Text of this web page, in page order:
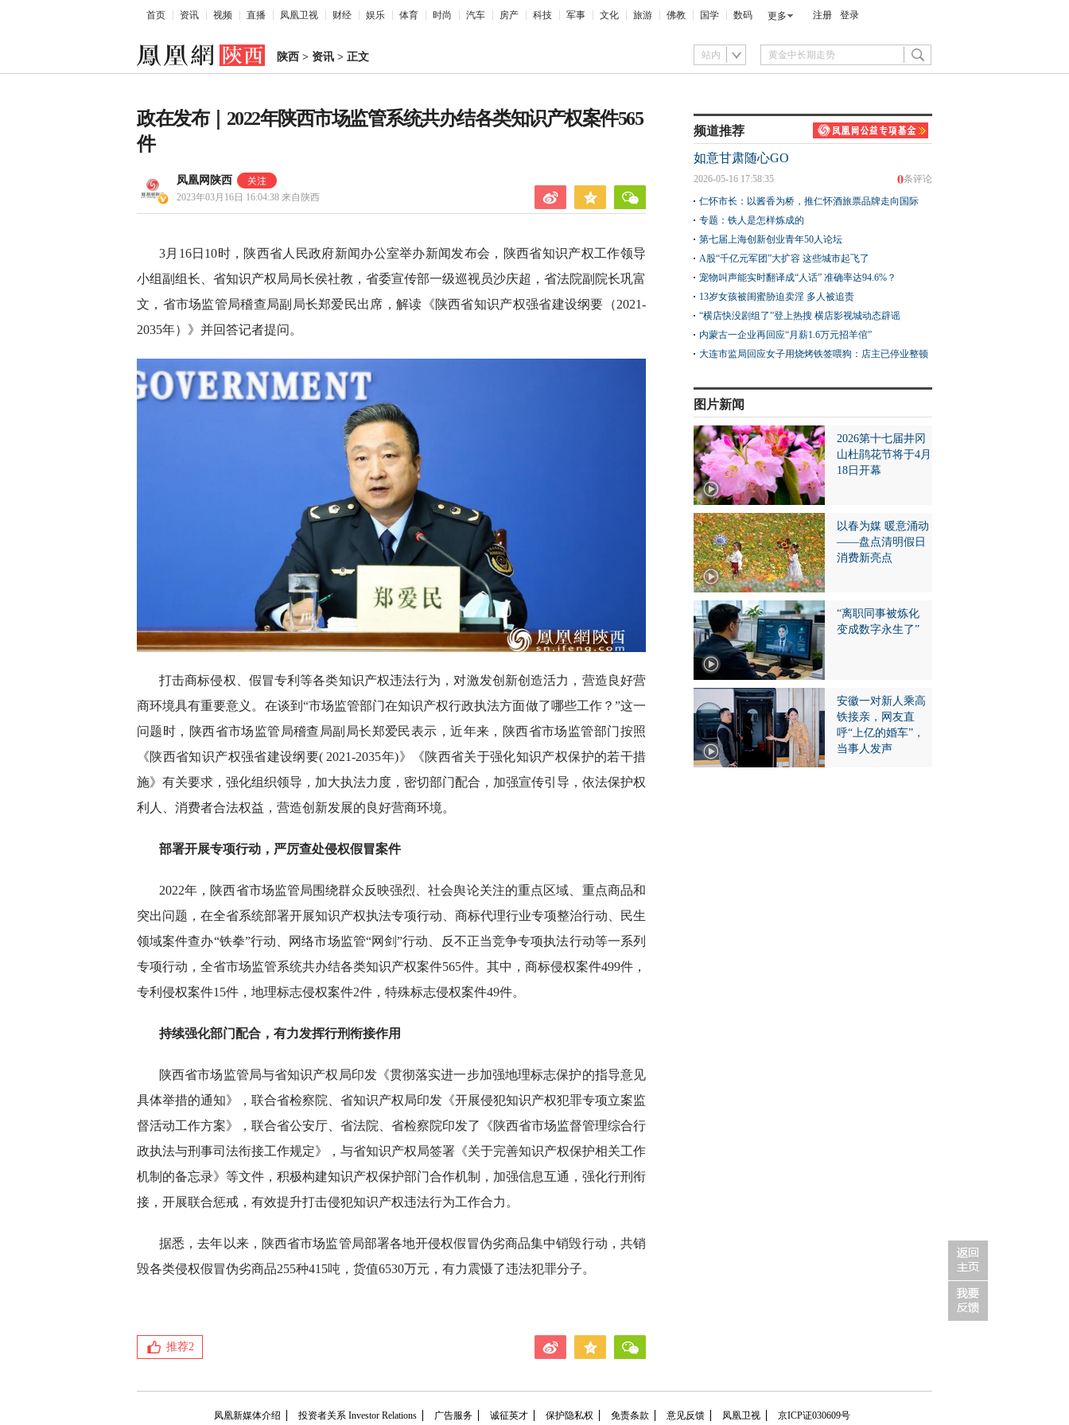
首页 资讯 视频 直播 凤凰卫视 财经 娱乐 体育 时尚 汽车 房产 科技 军事 文化 旅游 佛教 国学 数码 更多 注册 登录
陕西 > 资讯 > 正文 站内
政在发布｜2022年陕西市场监管系统共办结各类知识产权案件565
件
凤凰网陕西
2023年03月16日 16:04:38 来自陕西
3月16日10时，陕西省人民政府新闻办公室举办新闻发布会，陕西省知识产权工作领导
小组副组长、省知识产权局局长侯社教，省委宣传部一级巡视员沙庆超，省法院副院长巩富
文，省市场监管局稽查局副局长郑爱民出席，解读《陕西省知识产权强省建设纲要（2021-
2035年）》并回答记者提问。
打击商标侵权、假冒专利等各类知识产权违法行为，对激发创新创造活力，营造良好营
商环境具有重要意义。在谈到“市场监管部门在知识产权行政执法方面做了哪些工作？”这一
问题时，陕西省市场监管局稽查局副局长郑爱民表示，近年来，陕西省市场监管部门按照
《陕西省知识产权强省建设纲要( 2021-2035年)》《陕西省关于强化知识产权保护的若干措
施》有关要求，强化组织领导，加大执法力度，密切部门配合，加强宣传引导，依法保护权
利人、消费者合法权益，营造创新发展的良好营商环境。
部署开展专项行动，严厉查处侵权假冒案件
2022年，陕西省市场监管局围绕群众反映强烈、社会舆论关注的重点区域、重点商品和
突出问题，在全省系统部署开展知识产权执法专项行动、商标代理行业专项整治行动、民生
领域案件查办“铁拳”行动、网络市场监管“网剑”行动、反不正当竞争专项执法行动等一系列
专项行动，全省市场监管系统共办结各类知识产权案件565件。其中，商标侵权案件499件，
专利侵权案件15件，地理标志侵权案件2件，特殊标志侵权案件49件。
持续强化部门配合，有力发挥行刑衔接作用
陕西省市场监管局与省知识产权局印发《贯彻落实进一步加强地理标志保护的指导意见
具体举措的通知》，联合省检察院、省知识产权局印发《开展侵犯知识产权犯罪专项立案监
督活动工作方案》，联合省公安厅、省法院、省检察院印发了《陕西省市场监督管理综合行
政执法与刑事司法衔接工作规定》，与省知识产权局签署《关于完善知识产权保护相关工作
机制的备忘录》等文件，积极构建知识产权保护部门合作机制，加强信息互通，强化行刑衔
接，开展联合惩戒，有效提升打击侵犯知识产权违法行为工作合力。
据悉，去年以来，陕西省市场监管局部署各地开侵权假冒伪劣商品集中销毁行动，共销
毁各类侵权假冒伪劣商品255种415吨，货值6530万元，有力震慑了违法犯罪分子。
推荐2
频道推荐
如意甘肃随心GO
0条评论
2026-05-16 17:58:35
仁怀市长：以酱香为桥，推仁怀酒旅票品牌走向国际
专题：铁人是怎样炼成的
第七届上海创新创业青年50人论坛
A股“千亿元军团”大扩容 这些城市起飞了
宠物叫声能实时翻译成“人话” 准确率达94.6%？
13岁女孩被闺蜜胁迫卖淫 多人被追责
“横店快没剧组了”登上热搜 横店影视城动态辟谣
内蒙古一企业再回应“月薪1.6万元招羊倌”
大连市监局回应女子用烧烤铁签喂狗：店主已停业整顿
图片新闻
2026第十七届井冈
山杜鹃花节将于4月
18日开幕
以春为媒 暖意涌动
——盘点清明假日
消费新亮点
“离职同事被炼化
变成数字永生了”
安徽一对新人乘高
铁接亲，网友直
呼“上亿的婚车”，
当事人发声
凤凰新媒体介绍 投资者关系 Investor Relations 广告服务 诚征英才 保护隐私权 免责条款 意见反馈 凤凰卫视 京ICP证030609号